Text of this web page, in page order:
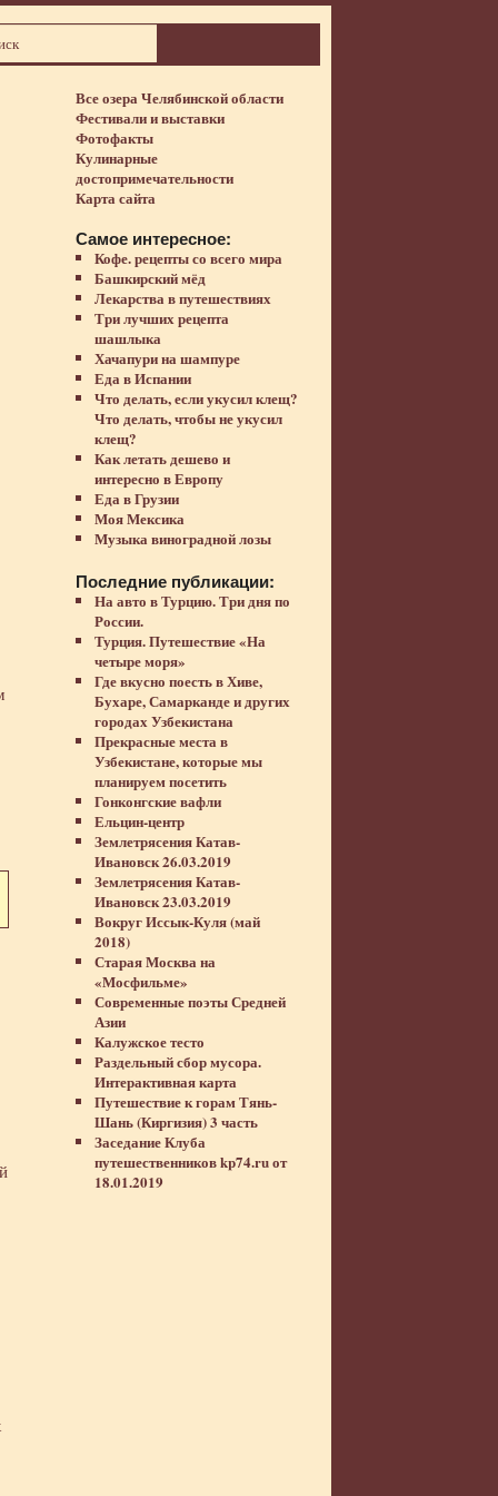
Все озера Челябинской области
Фестивали и выставки
Фотофакты
Кулинарные
достопримечательности
Карта сайта
Самое интересное:
Кофе. рецепты со всего мира
Башкирский мёд
Лекарства в путешествиях
Три лучших рецепта
шашлыка
Хачапури на шампуре
Еда в Испании
Что делать, если укусил клещ?
Что делать, чтобы не укусил
клещ?
Как летать дешево и
интересно в Европу
Еда в Грузии
Моя Мексика
Музыка виноградной лозы
Последние публикации:
На авто в Турцию. Три дня по
России.
Турция. Путешествие «На
четыре моря»
Где вкусно поесть в Хиве,
Бухаре, Самарканде и других
городах Узбекистана
Прекрасные места в
Узбекистане, которые мы
планируем посетить
Гонконгские вафли
Ельцин-центр
Землетрясения Катав-
Ивановск 26.03.2019
Землетрясения Катав-
Ивановск 23.03.2019
Вокруг Иссык-Куля (май
2018)
Старая Москва на
«Мосфильме»
Современные поэты Средней
Азии
Калужское тесто
Раздельный сбор мусора.
Интерактивная карта
Путешествие к горам Тянь-
Шань (Киргизия) 3 часть
Заседание Клуба
путешественников kp74.ru от
18.01.2019